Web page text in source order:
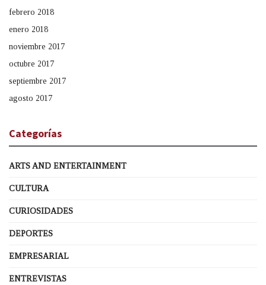
febrero 2018
enero 2018
noviembre 2017
octubre 2017
septiembre 2017
agosto 2017
Categorías
ARTS AND ENTERTAINMENT
CULTURA
CURIOSIDADES
DEPORTES
EMPRESARIAL
ENTREVISTAS